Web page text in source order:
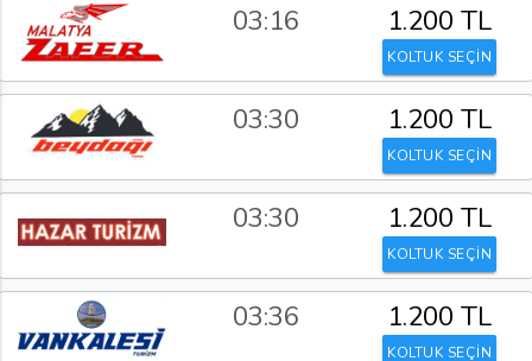
03:16 1.200 TL
KOLTUK SEÇİN
03:30 1.200 TL
KOLTUK SEÇİN
03:30 1.200 TL
KOLTUK SEÇİN
03:36 1.200 TL
KOLTUK SEÇİN